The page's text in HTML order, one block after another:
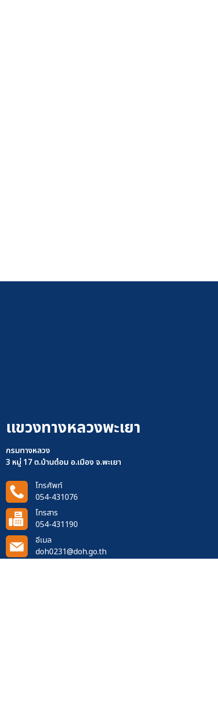
แขวงทางหลวงพะเยา
กรมทางหลวง
3 หมู่ 17 ต.บ้านต๋อม อ.เมือง จ.พะเยา
โทรศัพท์
054-431076
โทรสาร
054-431190
อีเมล
doh0231@doh.go.th